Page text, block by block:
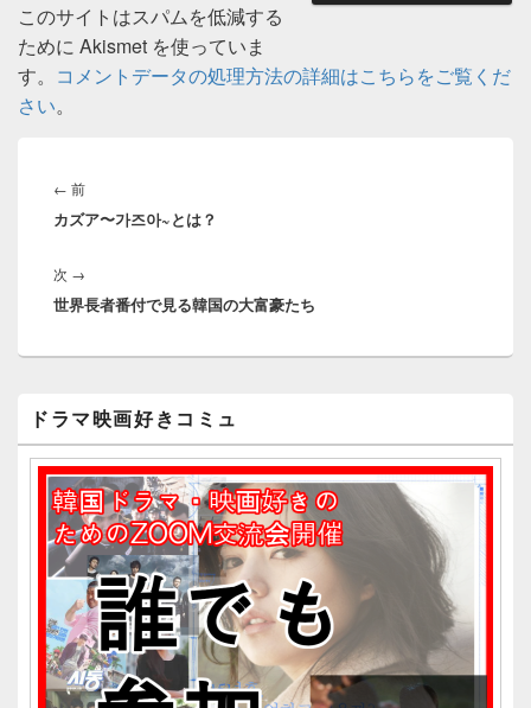
このサイトはスパムを低減する
ために Akismet を使っていま
す。 コメントデータの処理方法の詳細はこちらをご覧くだ
さい。
稿
ナ
ゲ
ー
シ
← 前前
の
カズア〜가즈아~とは？
次 →
の
世界長者番付で見る韓国の大富豪たち
ン
ドラマ映画好きコミュ